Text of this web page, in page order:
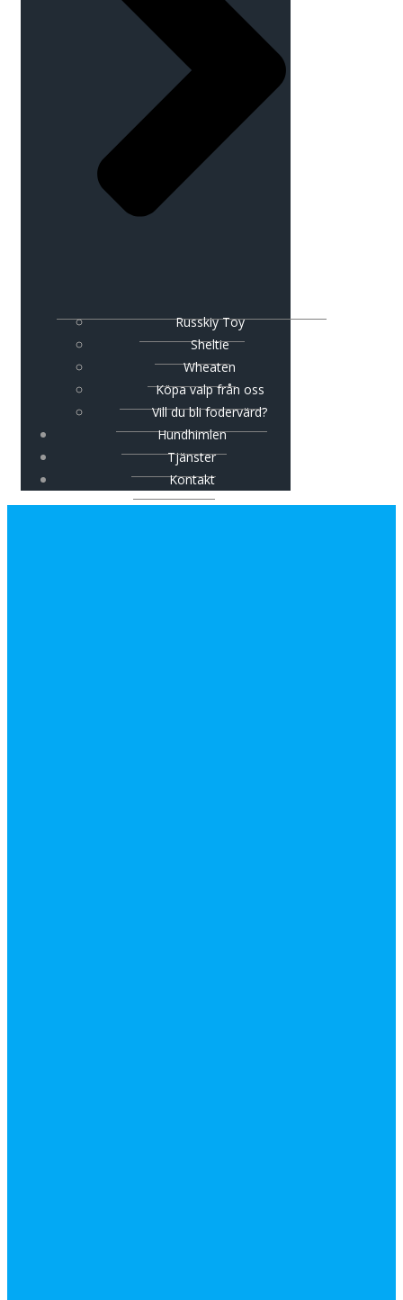
Russkiy Toy
Sheltie
Wheaten
Köpa valp från oss
Vill du bli fodervärd?
Hundhimlen
Tjänster
Kontakt